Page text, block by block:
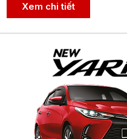
Xem chi tiết